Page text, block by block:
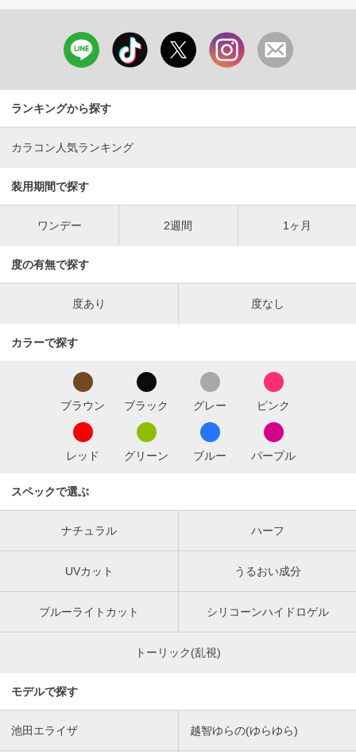
ランキングから探す
カラコン人気ランキング
装用期間で探す
ワンデー 2週間 1ヶ月
度の有無で探す
度あり 度なし
カラーで探す
ブラウン ブラック グレー ピンク
レッド グリーン ブルー パープル
スペックで選ぶ
ナチュラル ハーフ
UVカット うるおい成分
ブルーライトカット シリコーンハイドロゲル
トーリック(乱視)
モデルで探す
池田エライザ 越智ゆらの(ゆらゆら)